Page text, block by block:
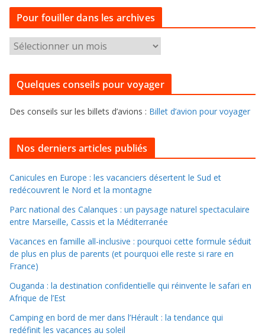
t
g
e
s
Pour fouiller dans les archives
o
u
o
l
l
e
r
d
n
s
e
a
Quelques conseils pour voyager
Des conseils sur les billets d’avions : Billet d’avion pour voyager
Nos derniers articles publiés
Canicules en Europe : les vacanciers désertent le Sud et
redécouvrent le Nord et la montagne
Parc national des Calanques : un paysage naturel spectaculaire
entre Marseille, Cassis et la Méditerranée
Vacances en famille all-inclusive : pourquoi cette formule séduit
de plus en plus de parents (et pourquoi elle reste si rare en
France)
Ouganda : la destination confidentielle qui réinvente le safari en
Afrique de l’Est
Camping en bord de mer dans l’Hérault : la tendance qui
redéfinit les vacances au soleil